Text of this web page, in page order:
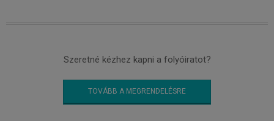
Szeretné kézhez kapni a folyóiratot?
TOVÁBB A MEGRENDELÉSRE